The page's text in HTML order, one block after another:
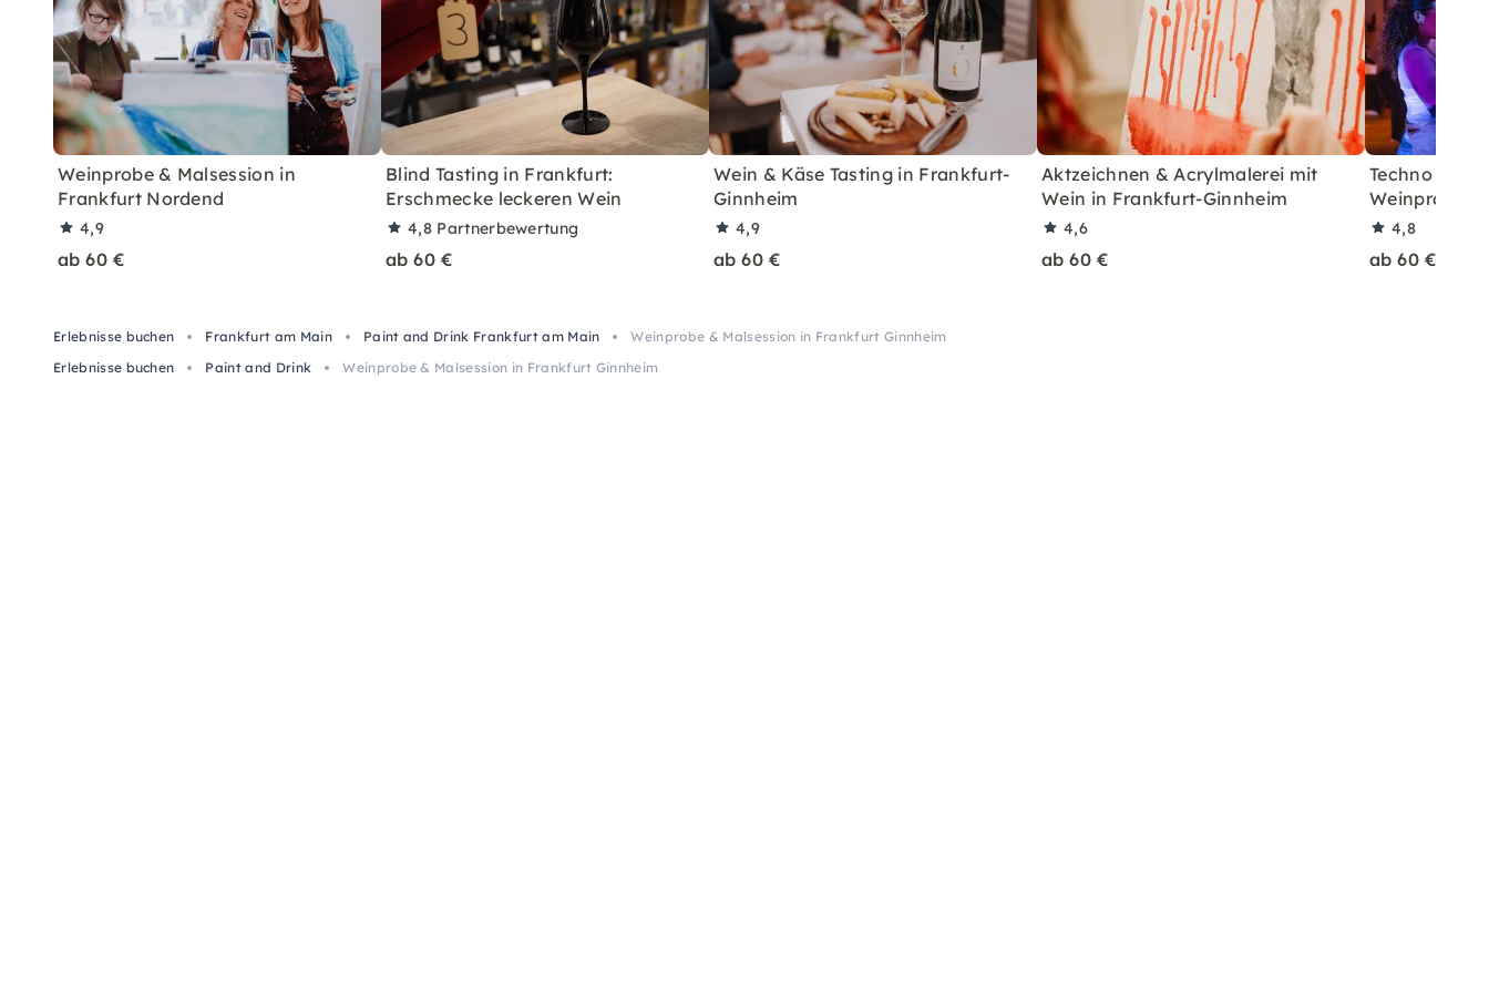
Weinprobe & Malsession in
Frankfurt Nordend
4,9
ab 60 €
Blind Tasting in Frankfurt:
Erschmecke leckeren Wein
4,8 Partnerbewertung
ab 60 €
Wein & Käse Tasting in Frankfurt-
Ginnheim
4,9
ab 60 €
Aktzeichnen & Acrylmalerei mit
Wein in Frankfurt-Ginnheim
4,6
ab 60 €
Techno &
Weinprobe
4,8
ab 60 €
Erlebnisse buchen Frankfurt am Main Paint and Drink Frankfurt am Main
Weinprobe & Malsession in Frankfurt Ginnheim
Erlebnisse buchen
Paint and Drink Weinprobe & Malsession in Frankfurt Ginnheim